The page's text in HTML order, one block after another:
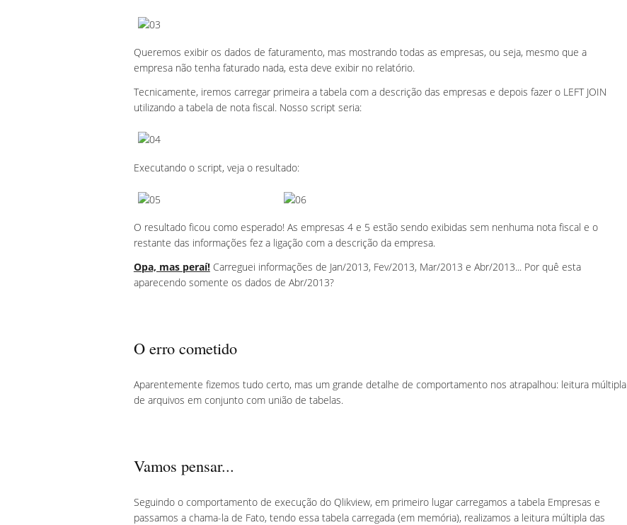
Queremos exibir os dados de faturamento, mas mostrando todas as empresas, ou seja, mesmo que a
empresa não tenha faturado nada, esta deve exibir no relatório.
Tecnicamente, iremos carregar primeira a tabela com a descrição das empresas e depois fazer o LEFT JOIN
utilizando a tabela de nota fiscal. Nosso script seria:
Executando o script, veja o resultado:
O resultado ficou como esperado! As empresas 4 e 5 estão sendo exibidas sem nenhuma nota fiscal e o
restante das informações fez a ligação com a descrição da empresa.
Opa, mas peraí!Carreguei informações de Jan/2013, Fev/2013, Mar/2013 e Abr/2013... Por quê esta
aparecendo somente os dados de Abr/2013?
O erro cometido
Aparentemente fizemos tudo certo, mas um grande detalhe de comportamento nos atrapalhou: leitura múltipla
de arquivos em conjunto com união de tabelas.
Vamos pensar...
Seguindo o comportamento de execução do Qlikview, em primeiro lugar carregamos a tabela Empresas e
passamos a chama-la de Fato, tendo essa tabela carregada (em memória), realizamos a leitura múltipla das